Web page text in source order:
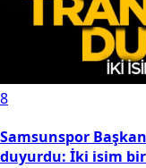
8
Samsunspor
duyurdu: İki isim